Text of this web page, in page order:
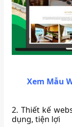
Xem Mẫu
2. Thiết kế
dụng, tiện lợi